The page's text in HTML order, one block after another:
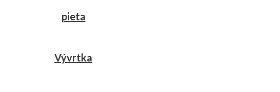
pieta
Vývrtka